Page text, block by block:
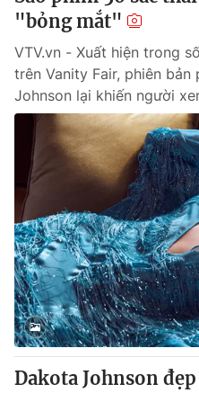
"bỏng mắt"
VTV.vn - Xuất hiện trong
trên Vanity Fair, phiên
Johnson lại khiến người
Dakota Johnson